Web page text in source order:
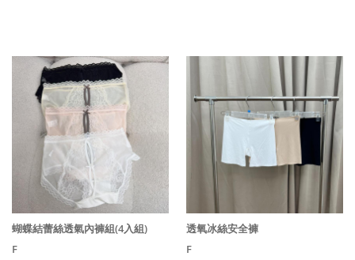
蝴蝶結蕾絲透氣內褲組(4入組)
F
透氧冰絲安全褲
F